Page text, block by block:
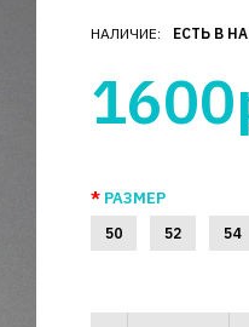
НАЛИЧИЕ: ЕСТЬ В
РАЗМЕР
50 52 54